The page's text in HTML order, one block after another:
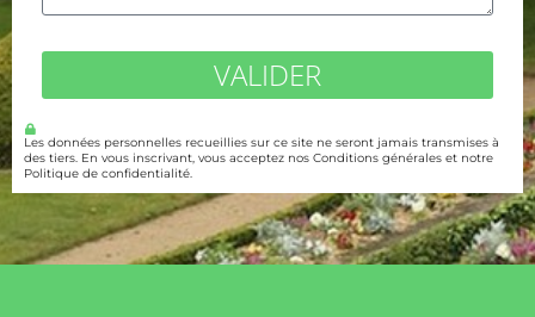
VALIDER
Les données personnelles recueillies sur ce site ne seront jamais transmises à
des tiers. En vous inscrivant, vous acceptez nos Conditions générales et notre
Politique de confidentialité.